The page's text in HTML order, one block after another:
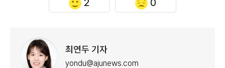
2 0
최연두 기자
yondu@ajunews.com